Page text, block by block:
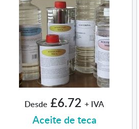
Desde £6.72 + IVA
Aceite de teca